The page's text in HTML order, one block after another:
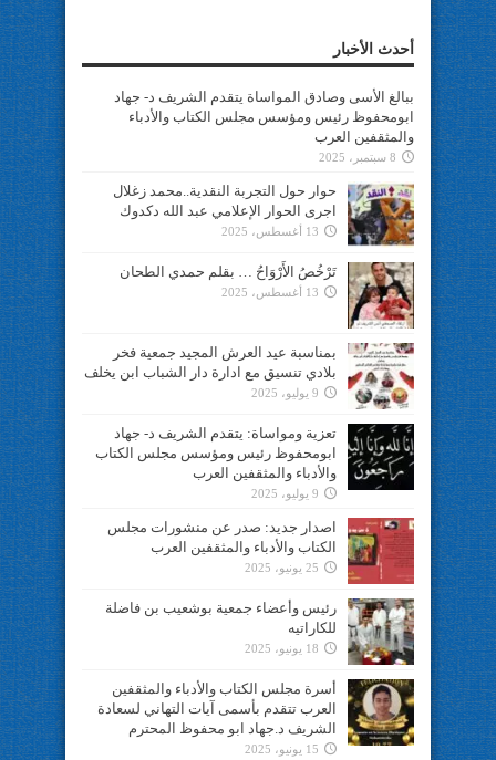
أحدث الأخبار
ببالغ الأسى وصادق المواساة يتقدم الشريف د- جهاد
ابومحفوظ رئيس ومؤسس مجلس الكتاب والأدباء
والمثقفين العرب
8 سبتمبر، 2025
حوار حول التجربة النقدية..محمد زغلال
اجرى الحوار الإعلامي عبد الله دكدوك
13 أغسطس، 2025
تَرْخُصُ الأَرْوَاحُ … بقلم حمدي الطحان
13 أغسطس، 2025
بمناسبة عيد العرش المجيد جمعية فخر
بلادي تنسيق مع ادارة دار الشباب ابن يخلف
9 يوليو، 2025
تعزية ومواساة: يتقدم الشريف د- جهاد
ابومحفوظ رئيس ومؤسس مجلس الكتاب
والأدباء والمثقفين العرب
9 يوليو، 2025
اصدار جديد: صدر عن منشورات مجلس
الكتاب والأدباء والمثقفين العرب
25 يونيو، 2025
رئيس وأعضاء جمعية بوشعيب بن فاضلة
للكاراتيه
18 يونيو، 2025
أسرة مجلس الكتاب والأدباء والمثقفين
العرب تتقدم بأسمى آيات التهاني لسعادة
الشريف د.جهاد ابو محفوظ المحترم
15 يونيو، 2025